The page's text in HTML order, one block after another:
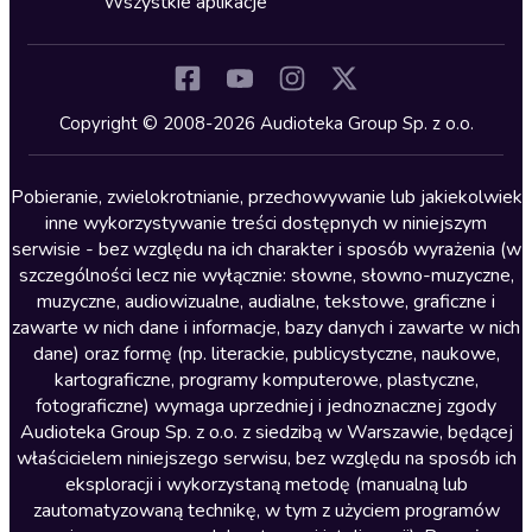
Kryminały
Lektury szkolne
Literatura anglojęzyczna
Literatura faktu
Literatura obyczajowa
Literatura piękna obca
Literatura piękna polska
Nagrania relaksacyjne
Nauka języków
Nauki humanistyczne
Podcasty i audycje
Copyright © 2008-2026 Audioteka Group Sp. z o.o.
Pobieranie, zwielokrotnianie, przechowywanie lub jakiekolwiek
inne wykorzystywanie treści dostępnych w niniejszym
serwisie - bez względu na ich charakter i sposób wyrażenia (w
szczególności lecz nie wyłącznie: słowne, słowno-muzyczne,
muzyczne, audiowizualne, audialne, tekstowe, graficzne i
zawarte w nich dane i informacje, bazy danych i zawarte w nich
dane) oraz formę (np. literackie, publicystyczne, naukowe,
kartograficzne, programy komputerowe, plastyczne,
fotograficzne) wymaga uprzedniej i jednoznacznej zgody
Audioteka Group Sp. z o.o. z siedzibą w Warszawie, będącej
właścicielem niniejszego serwisu, bez względu na sposób ich
eksploracji i wykorzystaną metodę (manualną lub
zautomatyzowaną technikę, w tym z użyciem programów